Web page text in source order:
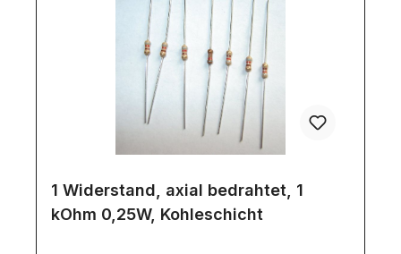
1 Widerstand, axial bedrahtet, 1
kOhm 0,25W, Kohleschicht